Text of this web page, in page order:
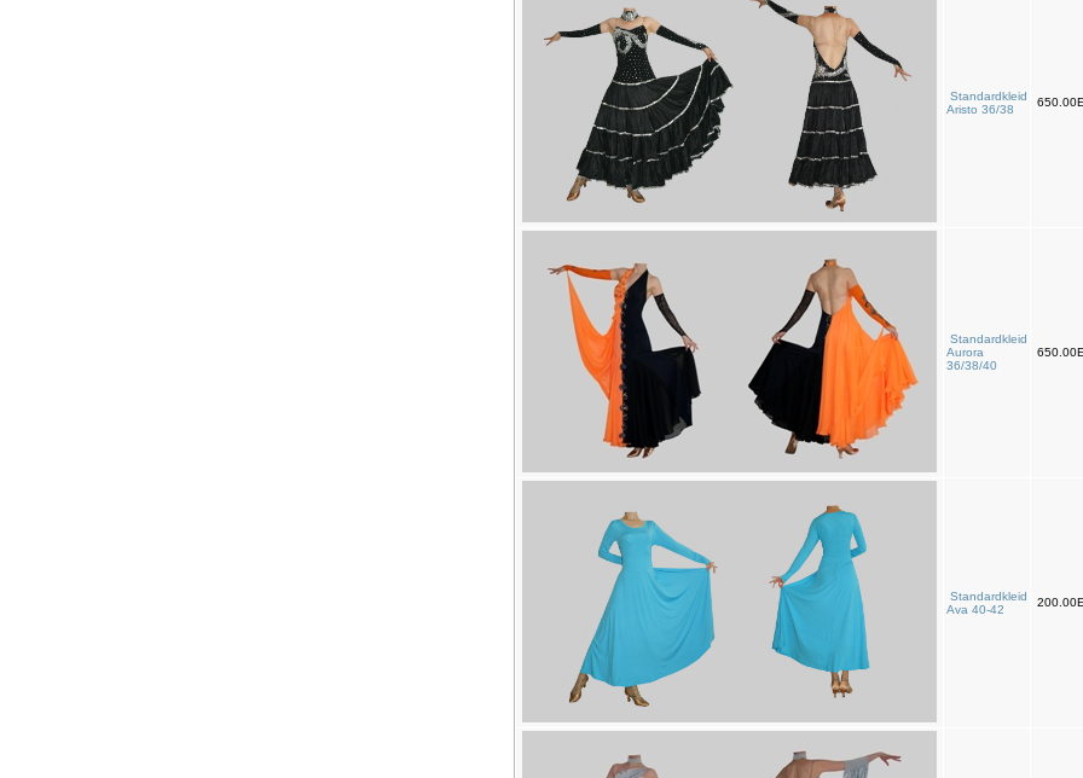
Standardkleid
Aristo 36/38
Standardkleid
Aurora
36/38/40
Standardkleid
Ava 40-42